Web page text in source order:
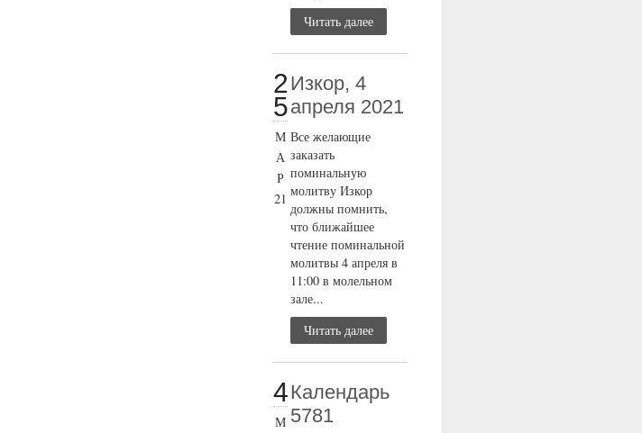
Читать далее
2
5
М
А
Р
21
Изкор, 4
апреля 2021
Все желающие
заказать
поминальную
молитву Изкор
должны помнить,
что ближайшее
чтение поминальной
молитвы 4 апреля в
11:00 в молельном
зале...
Читать далее
4
М
Календарь
5781